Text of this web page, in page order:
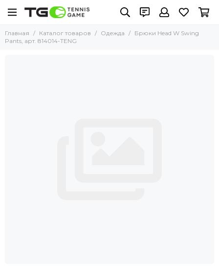
Главная Каталог товаров Одежда
Брюки Head W Swing
Pants, арт. 814014-TENG